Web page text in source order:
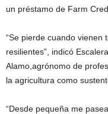
un préstamo de Farm
“Se pierde cuando vienen
resilientes”, indicó
Alamo,agrónomo de
la agricultura como
“Desde pequeña me